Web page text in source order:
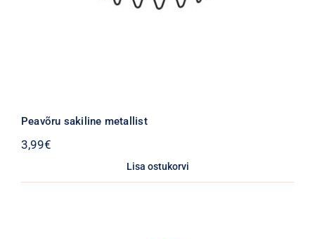
Peavõru sakiline metallist
3,99€
Lisa ostukorvi